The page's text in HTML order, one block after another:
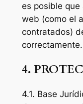
es posible
web (como el
contratados)
correctamente.
4.
4.1. Base